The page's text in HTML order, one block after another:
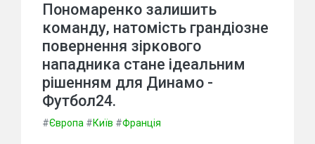
Пономаренко залишить
команду, натомість грандіозне
повернення зіркового
нападника стане ідеальним
рішенням для Динамо -
Футбол24.
#Європа #Київ #Франція